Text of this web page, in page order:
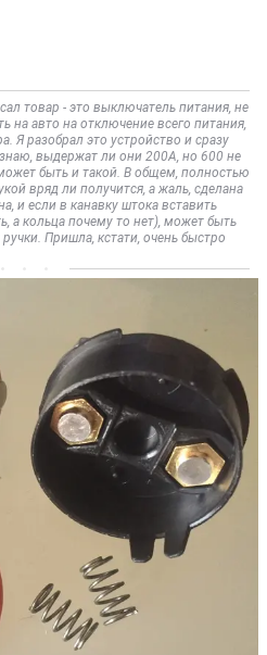
товар - это выключатель питания, не
на авто на отключение всего питания,
Я разобрал это устройство и сразу
выдержат ли они 200А, но 600 не
быть и такой. В общем, полностью
вряд ли получится, а жаль, сделана
и если в канавку штока вставить
а кольца почему то нет), может быть
Пришла, кстати, очень быстро